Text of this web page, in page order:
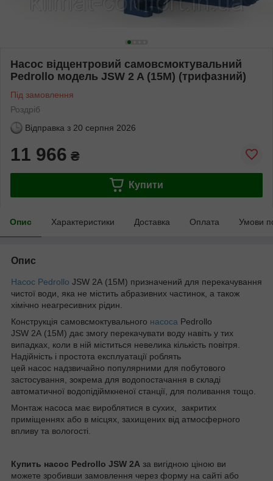
Насос відцентровий самовсмоктувальний
Pedrollo модель JSW 2 A (15M) (трифазний)
Під замовлення
Роздріб
Відправка з 20 серпня 2026
11 966 ₴
Купити
Опис Характеристики Доставка Оплата Умови
Опис
Насос Pedrollo JSW 2A (15M) призначений для перекачування
чистої води, яка не містить абразивних частинок, а також
хімічно неагресивних рідин.
Конструкція самовсмоктувального насоса Pedrollo
JSW 2A (15M) дає змогу перекачувати воду навіть у тих
випадках, коли в ній міститься невелика кількість повітря.
Надійність і простота експлуатації роблять
цей насос надзвичайно популярними для побутового
застосування, зокрема для водопостачання в складі
автоматичної водопідіймкненої станції, для поливання тощо.
Монтаж насоса має вироблятися в сухих, закритих
приміщеннях або в місцях, захищених від атмосферного
впливу та вологості.
Купить насос Pedrollo JSW 2A за вигідною ціною ви
можете зробивши замовлення через форму на сайті або